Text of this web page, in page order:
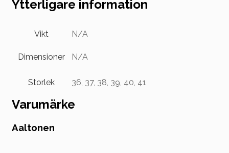
Ytterligare information
Vikt N/A
Dimensioner N/A
Storlek 36, 37, 38, 39, 40, 41
Varumärke
Aaltonen